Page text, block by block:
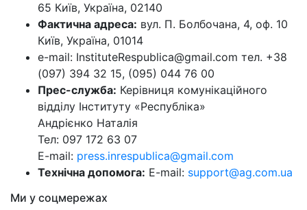
65 Київ, Україна, 02140
Фактична адреса: вул. П. Болбочана, 4, оф. 10
Київ, Україна, 01014
e-mail: InstituteRespublica@gmail.com тел. +38
(097) 394 32 15, (095) 044 76 00
Прес-служба: Керівниця комунікаційного
відділу Інституту «Республіка»
Андрієнко Наталія
Тел: 097 172 63 07
E-mail: press.inrespublica@gmail.com
Технічна допомога: E-mail: support@ag.com.ua
Ми у соцмережах